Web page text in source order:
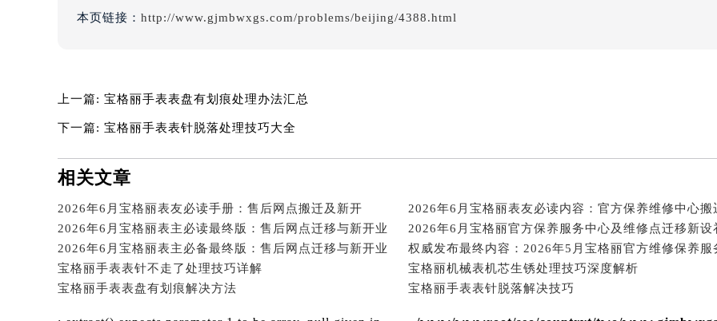
本页链接： http://www.gjmbwxgs.com/problems/beijing/4388.html
上一篇: 宝格丽手表表盘有划痕处理办法汇总
下一篇: 宝格丽手表表针脱落处理技巧大全
相关文章
2026年6月宝格丽表友必读手册：售后网点搬迁及新开
2026年6月宝格丽表主必读最终版：售后网点迁移与新开业
2026年6月宝格丽表主必备最终版：售后网点迁移与新开业
宝格丽手表表针不走了处理技巧详解
宝格丽机械表机芯生锈处理技巧深度解析
宝格丽手表表盘有划痕解决方法
宝格丽手表表针脱落解决技巧